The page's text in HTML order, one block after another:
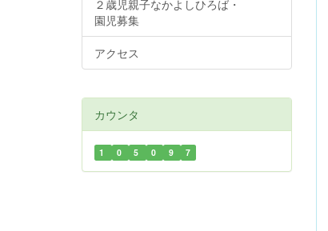
２歳児親子なかよしひろば・
園児募集
アクセス
カウンタ
1 0 5 0 9 7